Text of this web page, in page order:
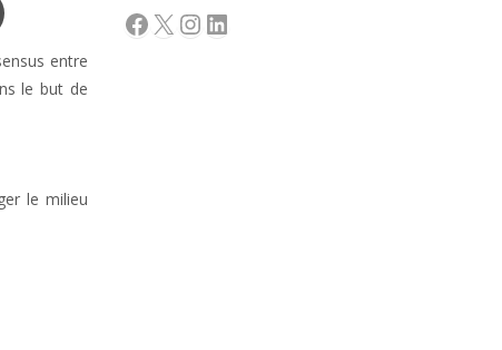
entre
le but de
le milieu
Facebook
X Instagram
LinkedIn